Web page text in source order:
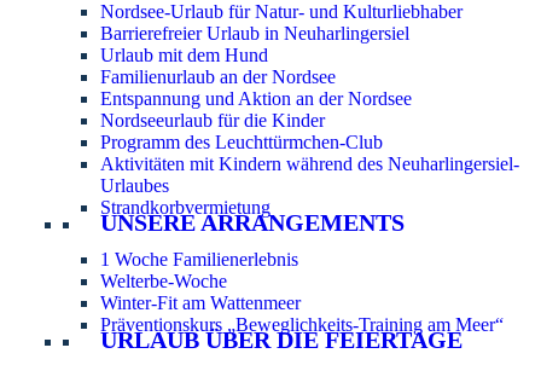
Nordsee-Urlaub für Natur- und Kulturliebhaber
Barrierefreier Urlaub in Neuharlingersiel
Urlaub mit dem Hund
Familienurlaub an der Nordsee
Entspannung und Aktion an der Nordsee
Nordseeurlaub für die Kinder
Programm des Leuchttürmchen-Club
Aktivitäten mit Kindern während des Neuharlingersiel-
Urlaubes
Strandkorbvermietung
UNSERE ARRANGEMENTS
1 Woche Familienerlebnis
Welterbe-Woche
Winter-Fit am Wattenmeer
Präventionskurs „Beweglichkeits-Training am Meer“
URLAUB ÜBER DIE FEIERTAGE